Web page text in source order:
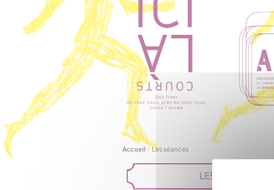
Accueil>Les séances
LES FILMS